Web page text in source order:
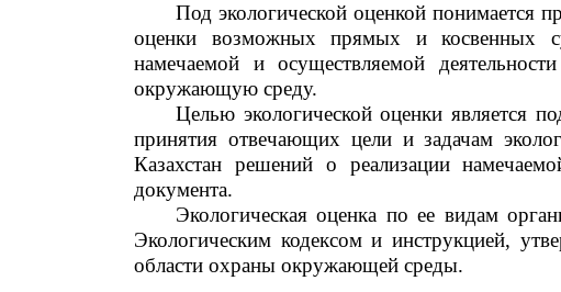
Под экологической оценкой понимается
оценки возможных прямых и косвенных
намечаемой и осуществляемой
окружающую среду.
Целью экологической оценки является
принятия отвечающих цели и задачам
Казахстан решений о реализации
документа.
Экологическая оценка по ее видам
Экологическим кодексом и инструкцией,
области охраны окружающей среды.